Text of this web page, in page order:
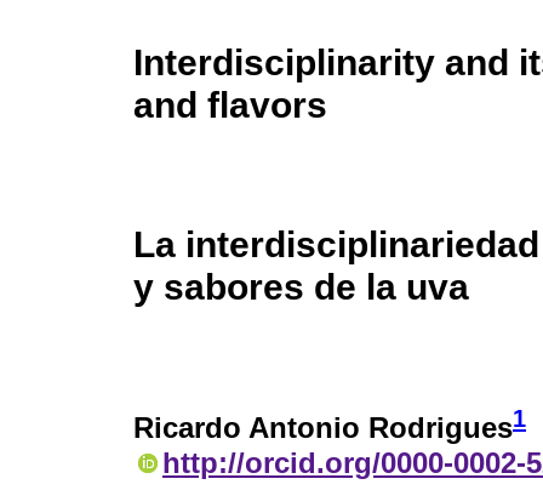
Interdisciplinarity and
and flavors
La
y sabores de la uva
Ricardo Antonio Rodrigues1
http://orcid.org/0000-0002-